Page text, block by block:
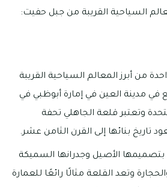
السياحية القريبة من جبل حفيت:
من أبرز المعالم السياحية القريبة
مدينة العين في إمارة أبوظبي في
وتعتبر قلعة الجاهلي تحفة
تاريخ بنائها إلى القرن الثامن عشر.
بتصميمها الأصيل وجدرانها السميكة
وتعد القلعة مثالًا رائعًا للعمارة